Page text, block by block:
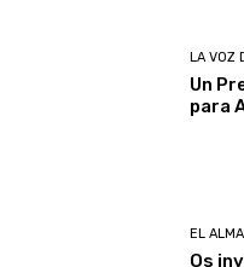
LA VOZ
Un
para
EL
Os